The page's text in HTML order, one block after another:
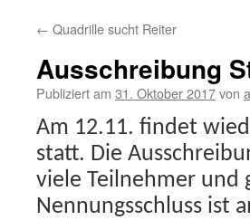
← Quadrille sucht Reiter
Ausschreibung
Publiziert am 31. Oktober 2017von
Am 12.11. findet
statt. Die
viele Teilnehmer und
Nennungsschluss ist